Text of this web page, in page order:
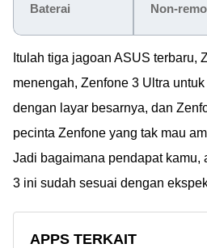
Baterai Non-
Itulah tiga jagoan ASUS terbaru,
menengah, Zenfone 3 Ultra
dengan layar besarnya, dan
pecinta Zenfone yang tak mau
Jadi bagaimana pendapat kamu,
3 ini sudah sesuai dengan
APPS TERKAIT